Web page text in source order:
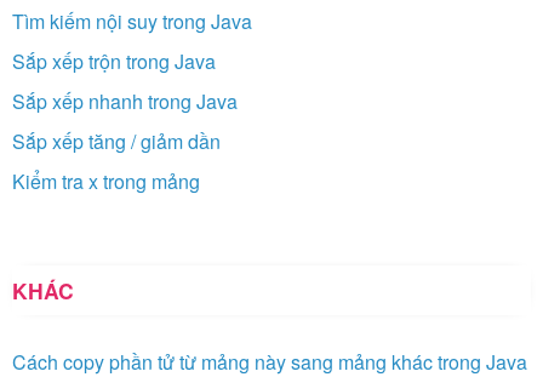
Tìm kiếm nội suy trong Java
Sắp xếp trộn trong Java
Sắp xếp nhanh trong Java
Sắp xếp tăng / giảm dần
Kiểm tra x trong mảng
KHÁC
Cách copy phần tử từ mảng này sang mảng khác trong Java